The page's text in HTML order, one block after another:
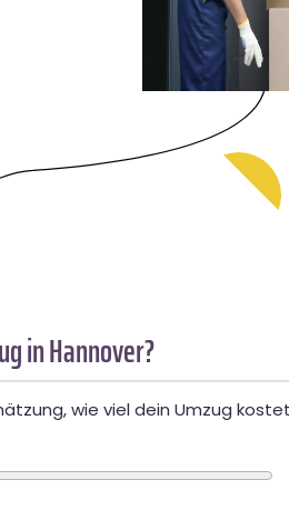
in Hannover?
wie viel dein Umzug